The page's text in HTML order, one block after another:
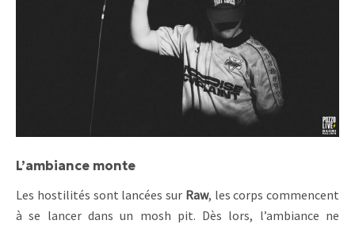
L’ambiance monte
Les hostilités sont lancées sur Raw, les corps commencent
à se lancer dans un mosh pit. Dès lors, l’ambiance ne